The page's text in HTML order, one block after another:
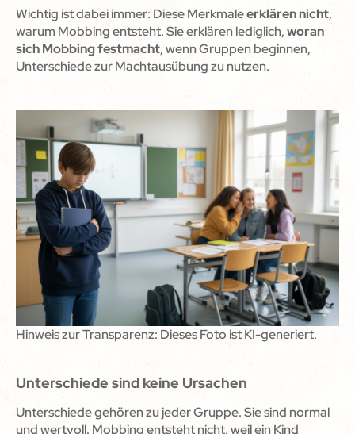
Wichtig ist dabei immer: Diese Merkmaleerklären nicht,
warum Mobbing entsteht. Sie erklären lediglich,woran
sich Mobbing festmacht, wenn Gruppen beginnen,
Unterschiede zur Machtausübung zu nutzen.
Hinweis zur Transparenz: Dieses Foto ist KI-generiert.
Unterschiede sind keine Ursachen
Unterschiede gehören zu jeder Gruppe. Sie sind normal
und wertvoll. Mobbing entsteht nicht, weil ein Kind